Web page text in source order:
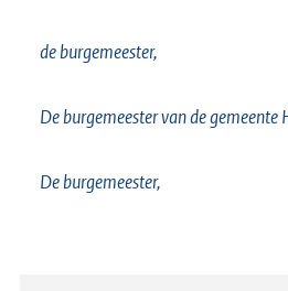
de burgemeester,
De burgemeester van de gemeente
De burgemeester,